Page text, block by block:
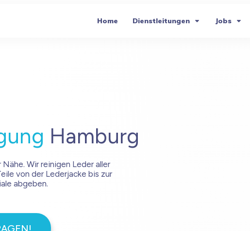
Home Dienstleitungen Jobs
Hamburg
Wir reinigen Leder aller
von der Lederjacke bis zur
abgeben.